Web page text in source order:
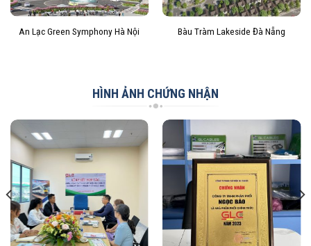
An Lạc Green Symphony Hà Nội Bàu Tràm Lakeside Đà Nẵng
HÌNH ẢNH CHỨNG NHẬN